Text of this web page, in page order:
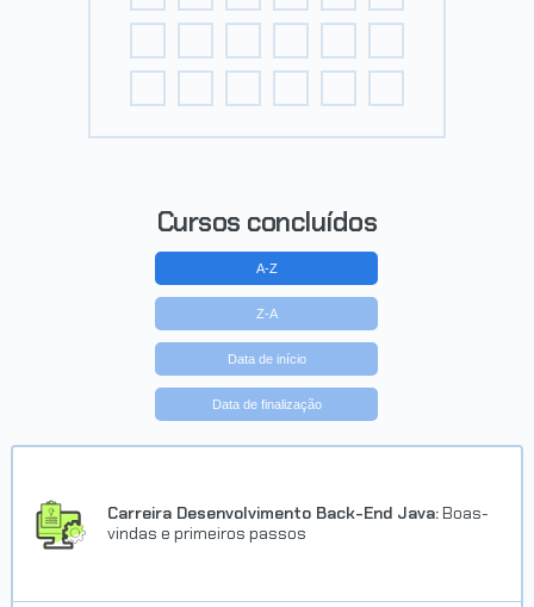
Cursos concluídos
A-Z
Z-A
Data de início
Data de finalização
Carreira Desenvolvimento Back-End Java: Boas-
vindas e primeiros passos